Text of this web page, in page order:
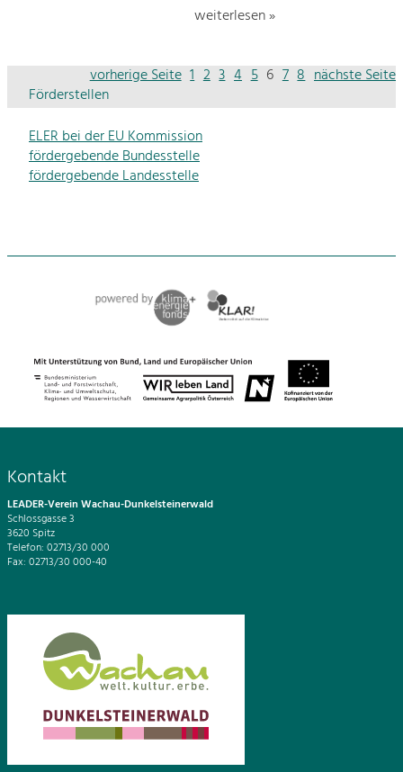
weiterlesen »
vorherige Seite 1 2 3 4 5 6 7 8 nächste Seite
Förderstellen
ELER bei der EU Kommission
fördergebende Bundesstelle
fördergebende Landesstelle
Kontakt
LEADER-Verein Wachau-Dunkelsteinerwald
Schlossgasse 3
3620 Spitz
Telefon: 02713/30 000
Fax: 02713/30 000-40